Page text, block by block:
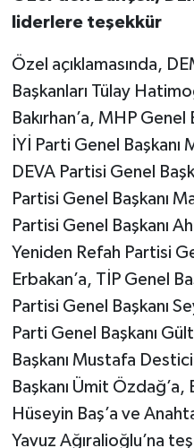
liderlere teşekkür
Özel açıklamasında,
Başkanları Tülay
Bakırhan’a, MHP
İYİ Parti Genel
DEVA Partisi Genel
Partisi Genel Başkanı
Partisi Genel Başkanı
Yeniden Refah Partisi
Erbakan’a, TİP Genel
Partisi Genel Başkanı
Parti Genel Başkanı
Başkanı Mustafa
Başkanı Ümit Özdağ’a,
Hüseyin Baş’a ve
Yavuz Ağıralioğlu’na